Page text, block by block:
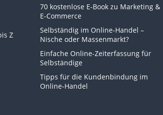
Z
70 kostenlose E-Book zu Marketing &
E-Commerce
Selbständig im Online-Handel –
Nische oder Massenmarkt?
Einfache Online-Zeiterfassung für
Selbständige
Tipps für die Kundenbindung im
Online-Handel